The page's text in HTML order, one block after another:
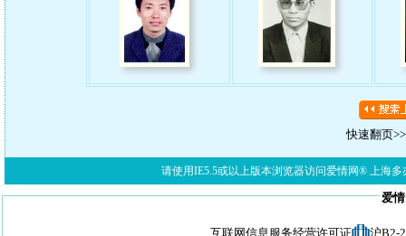
快速翻页
请使用IE5.5或以上版本浏览器访问爱情网® 上海多
爱
互联网信息服务经营许可证 沪B2-